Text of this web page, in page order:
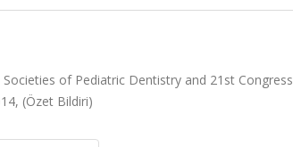
of Pediatric Dentistry and 21st
(Özet Bildiri)